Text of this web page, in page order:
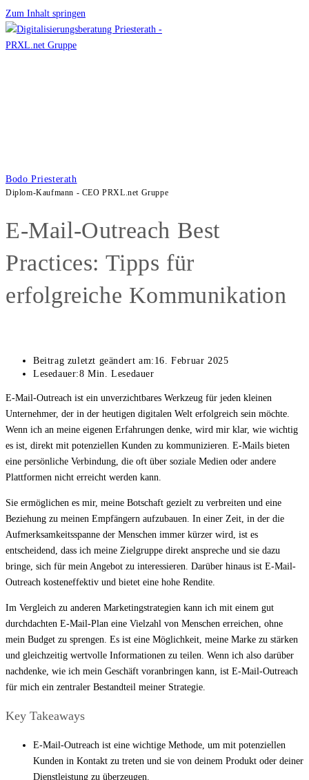
Zum Inhalt springen
Bodo Priesterath
Diplom-Kaufmann - CEO PRXL.net Gruppe
E-Mail-Outreach Best
Practices: Tipps für
erfolgreiche Kommunikation
Beitrag zuletzt geändert am: 16. Februar 2025
Lesedauer:8 Min. Lesedauer
E-Mail-Outreach ist ein unverzichtbares Werkzeug für jeden kleinen
Unternehmer, der in der heutigen digitalen Welt erfolgreich sein möchte.
Wenn ich an meine eigenen Erfahrungen denke, wird mir klar, wie wichtig
es ist, direkt mit potenziellen Kunden zu kommunizieren. E-Mails bieten
eine persönliche Verbindung, die oft über soziale Medien oder andere
Plattformen nicht erreicht werden kann.
Sie ermöglichen es mir, meine Botschaft gezielt zu verbreiten und eine
Beziehung zu meinen Empfängern aufzubauen. In einer Zeit, in der die
Aufmerksamkeitsspanne der Menschen immer kürzer wird, ist es
entscheidend, dass ich meine Zielgruppe direkt anspreche und sie dazu
bringe, sich für mein Angebot zu interessieren. Darüber hinaus ist E-Mail-
Outreach kosteneffektiv und bietet eine hohe Rendite.
Im Vergleich zu anderen Marketingstrategien kann ich mit einem gut
durchdachten E-Mail-Plan eine Vielzahl von Menschen erreichen, ohne
mein Budget zu sprengen. Es ist eine Möglichkeit, meine Marke zu stärken
und gleichzeitig wertvolle Informationen zu teilen. Wenn ich also darüber
nachdenke, wie ich mein Geschäft voranbringen kann, ist E-Mail-Outreach
für mich ein zentraler Bestandteil meiner Strategie.
Key Takeaways
E-Mail-Outreach ist eine wichtige Methode, um mit potenziellen
Kunden in Kontakt zu treten und sie von deinem Produkt oder deiner
Dienstleistung zu überzeugen.